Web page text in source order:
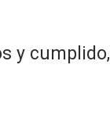
y cumplido,